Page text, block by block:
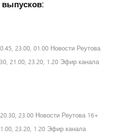
23.00, 01.00 Новости Реутова
21.00, 23.20, 1.20 Эфир канала
23.00 Новости Реутова 16+
23.20, 1.20 Эфир канала